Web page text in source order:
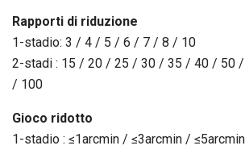
Rapporti di riduzione
1-stadio: 3 / 4 / 5 / 6 / 7 / 8 / 10
2-stadi : 15 / 20 / 25 / 30 / 35 / 40 / 50
/ 100
Gioco ridotto
1-stadio : ≤1arcmin / ≤3arcmin / ≤5arcmin